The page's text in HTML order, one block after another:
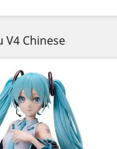
V4 Chinese